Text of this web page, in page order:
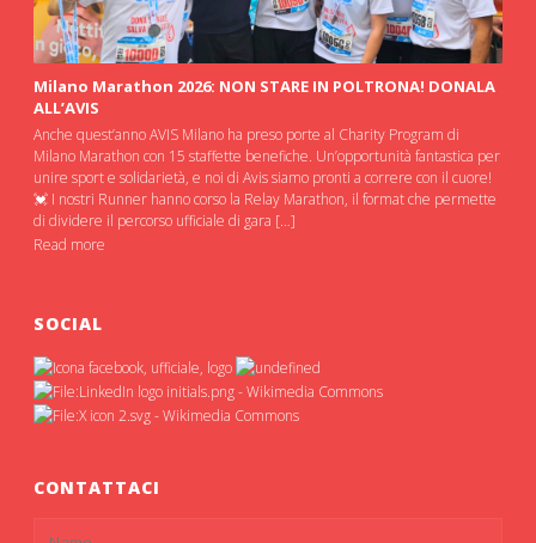
Milano Marathon 2026: NON STARE IN POLTRONA! DONALA
ALL’AVIS
Anche quest’anno AVIS Milano ha preso porte al Charity Program di
Milano Marathon con 15 staffette benefiche. Un’opportunità fantastica per
unire sport e solidarietà, e noi di Avis siamo pronti a correre con il cuore!
💓 I nostri Runner hanno corso la Relay Marathon, il format che permette
di dividere il percorso ufficiale di gara […]
Read more
SOCIAL
CONTATTACI